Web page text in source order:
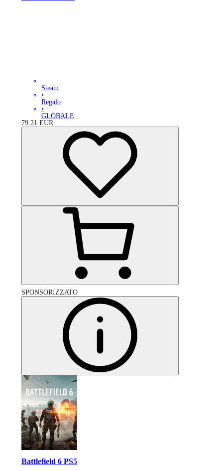
Steam
•
Regalo
•
GLOBALE
79.21 EUR
SPONSORIZZATO
Battlefield 6 PS5